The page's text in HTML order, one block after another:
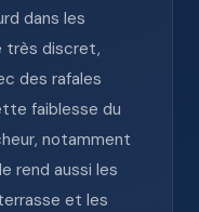
dans les
très discret,
des rafales
faiblesse du
notamment
rend aussi les
et les